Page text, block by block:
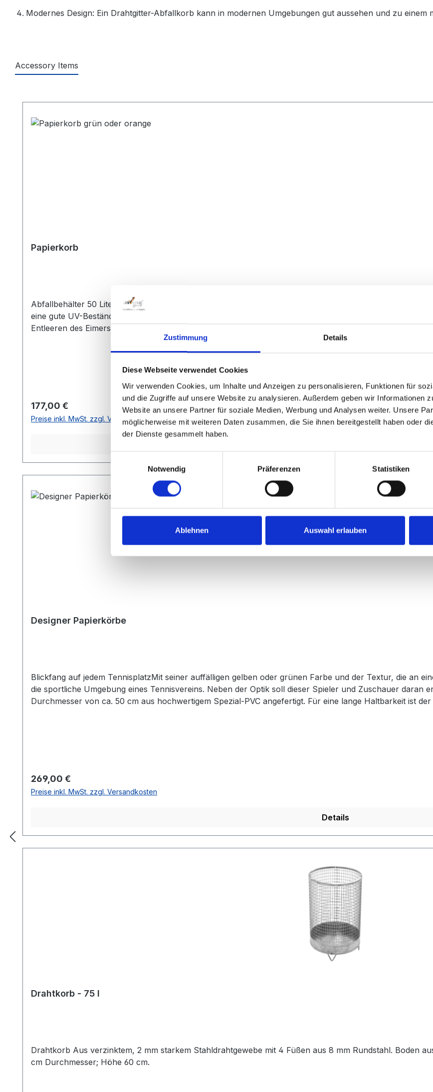
Zustimmung Details
Diese Webseite verwendet Cookies
Wir verwenden Cookies, um Inhalte und Anzeigen zu personalisieren, Funktionen für
und die Zugriffe auf unsere Website zu analysieren. Außerdem geben wir Informationen
Website an unsere Partner für soziale Medien, Werbung und Analysen weiter. Unsere
möglicherweise mit weiteren Daten zusammen, die Sie ihnen bereitgestellt haben oder
der Dienste gesammelt haben.
Notwendig
Präferenzen Statistiken
Ablehnen Auswahl erlauben
Modernes Design: Ein Drahtgitter-Abfallkorb kann in modernen Umgebungen gut aussehen und zu einem
Accessory Items
Papierkorb
Abfallbehälter 50 Liter - Made in Germany - grün oder orange Dieser DIN-Abfallbehälter darf auf keiner
eine gute UV-Beständigkeit und einem Fassungsvermögen von ca. 50 Liter. Zum Befestigen an Masten,
Entleeren des Eimers möglich. Der Deckel lässt sich an der Unterseite mit einem mitgelieferten Schlüssel
Regulärer Preis:
177,00 €
Preise inkl. MwSt. zzgl. Versandkosten
Designer Papierkörbe
Blickfang auf jedem TennisplatzMit seiner auffälligen gelben oder grünen Farbe und der Textur, die an
die sportliche Umgebung eines Tennisvereins. Neben der Optik soll dieser Spieler und Zuschauer daran
Durchmesser von ca. 50 cm aus hochwertigem Spezial-PVC angefertigt. Für eine lange Haltbarkeit ist
Regulärer Preis:
269,00 €
Preise inkl. MwSt. zzgl. Versandkosten
Details
Drahtkorb - 75 l
Drahtkorb Aus verzinktem, 2 mm starkem Stahldrahtgewebe mit 4 Füßen aus 8 mm Rundstahl. Boden
cm Durchmesser; Höhe 60 cm.